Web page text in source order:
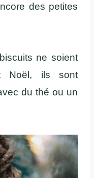
des petites
ne soient
Noël, ils sont
du thé ou un